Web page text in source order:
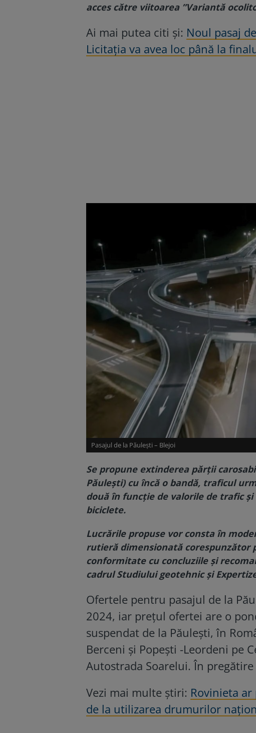
acces către viitoarea ”Variantă
Ai mai putea citi și: Noul pasaj
Licitația va avea loc până la
Pasajul de la Păulești – Blejoi
Se propune extinderea părții
Păulești) cu încă o bandă, traficul
două în funcție de valorile de trafic
biciclete.
Lucrările propuse vor consta în
rutieră dimensionată corespunzător
conformitate cu concluziile și
cadrul Studiului geotehnic și
Ofertele pentru pasajul de la
2024, iar prețul ofertei are o
suspendat de la Păulești, în
Berceni și Popești -Leordeni pe
Autostrada Soarelui. În pregătire
Vezi mai multe știri: Rovinieta
de la utilizarea drumurilor